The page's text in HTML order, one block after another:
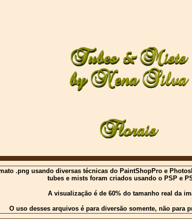
.png usando diversas técnicas do PaintShopPro e
tubes e mists foram criados usando o PSP e
A visualização é de 60% do tamanho real da
O uso desses arquivos é para diversão somente, não para